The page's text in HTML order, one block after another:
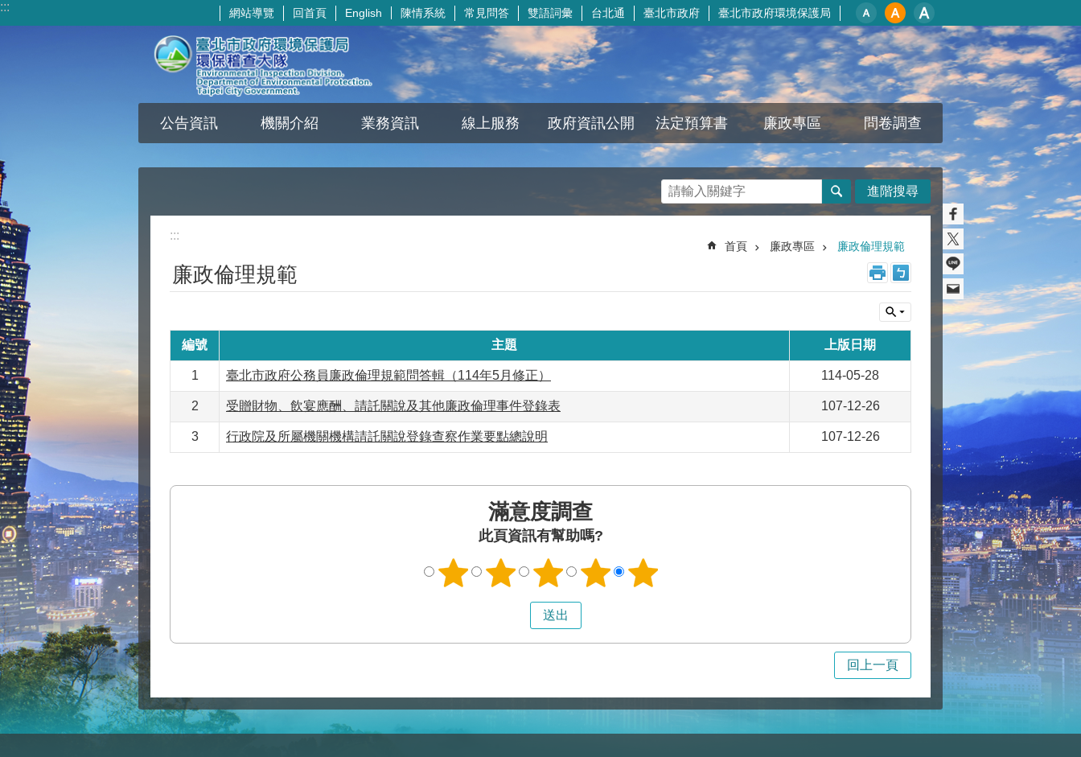
跳到主要內容區塊
::: 網站導覽 回首頁 English 陳情系統 常見問答 雙語詞彙 台北通 臺北市政府 臺北市政府環境保護局
公告資訊 機關介紹 業務資訊 線上服務 政府資訊公開 法定預算書 廉政專區 問卷調查
進階搜尋
:::
首頁 廉政專區 廉政倫理規範
廉政倫理規範
編號 主題 上版日期
1 臺北市政府公務員廉政倫理規範問答輯（114年5月修正） 114-05-28
2 受贈財物、飲宴應酬、請託關說及其他廉政倫理事件登錄表 107-12-26
3 行政院及所屬機關機構請託關說登錄查察作業要點總說明 107-12-26
滿意度調查
此頁資訊有幫助嗎?
回上一頁